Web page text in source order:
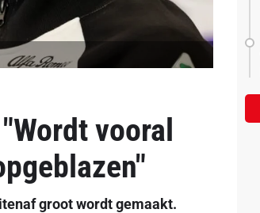
vooral
groot wordt gemaakt.